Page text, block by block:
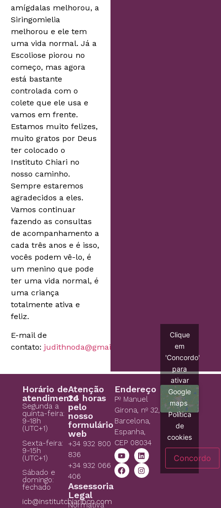
amígdalas melhorou, a
Siringomielia
melhorou e ele tem
uma vida normal. Já a
Escoliose piorou no
começo, mas agora
está bastante
controlada com o
colete que ele usa e
vamos em frente.
Estamos muito felizes,
muito gratos por Deus
ter colocado o
Instituto Chiari no
nosso caminho.
Sempre estaremos
agradecidos a eles.
Vamos continuar
fazendo as consultas
de acompanhamento a
cada três anos e é isso,
vocês podem vê-lo, é
um menino que pode
ter uma vida normal, é
uma criança
totalmente ativa e
feliz.
E-mail de
contato: judithnoda@gmail.com
Horário de
atendimento
Segunda a
quinta-feira:
9-18h
(UTC+1)
Sexta-feira:
9-15h
(UTC+1)
Sábado e
domingo:
fechado
icb@institutchiaribcn.com
Atenção
24 horas
pelo
nosso
formulário
web
+34 932 800
836
+34 932 066
406
Assessoria
Legal
Normativa
Endereço
Pº Manuel
Girona, nº 32,
Barcelona,
Espanha,
CEP 08034
Clique
em
'Concordo'
para
ativar
Google
maps
Política
de
cookies
Concordo